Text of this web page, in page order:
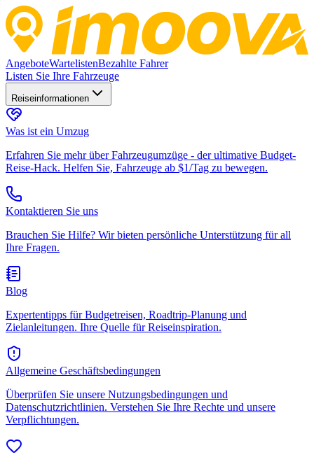
AngeboteWartelistenBezahlte Fahrer
Listen Sie Ihre Fahrzeuge
Reiseinformationen
Was ist ein Umzug
Erfahren Sie mehr über Fahrzeugumzüge - der ultimative Budget-
Reise-Hack. Helfen Sie, Fahrzeuge ab $1/Tag zu bewegen.
Kontaktieren Sie uns
Brauchen Sie Hilfe? Wir bieten persönliche Unterstützung für all
Ihre Fragen.
Blog
Expertentipps für Budgetreisen, Roadtrip-Planung und
Zielanleitungen. Ihre Quelle für Reiseinspiration.
Allgemeine Geschäftsbedingungen
Überprüfen Sie unsere Nutzungsbedingungen und
Datenschutzrichtlinien. Verstehen Sie Ihre Rechte und unsere
Verpflichtungen.